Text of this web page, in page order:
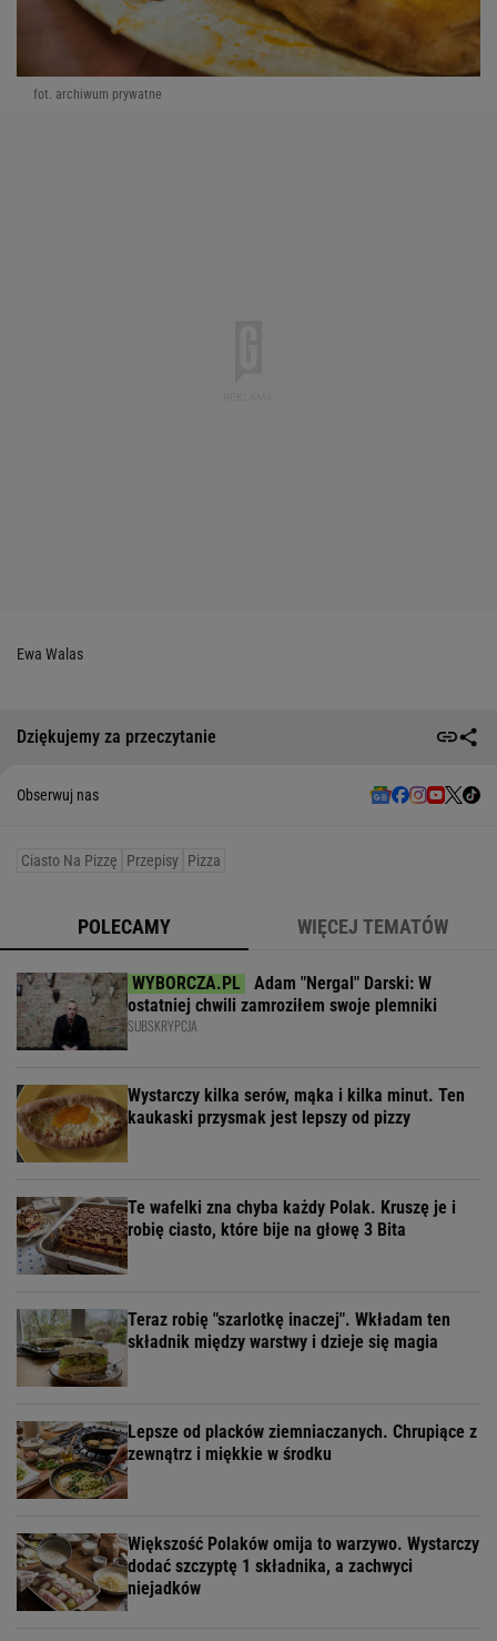
fot. archiwum prywatne
Ewa Walas
Dziękujemy za przeczytanie
Obserwuj nas
Ciasto Na Pizzę Przepisy Pizza
POLECAMY WIĘCEJ TEMATÓW
Adam "Nergal" Darski: W
ostatniej chwili zamroziłem swoje plemniki
SUBSKRYPCJA
Wystarczy kilka serów, mąka i kilka minut. Ten
kaukaski przysmak jest lepszy od pizzy
Te wafelki zna chyba każdy Polak. Kruszę je i
robię ciasto, które bije na głowę 3 Bita
Teraz robię "szarlotkę inaczej". Wkładam ten
składnik między warstwy i dzieje się magia
Lepsze od placków ziemniaczanych. Chrupiące z
zewnątrz i miękkie w środku
Większość Polaków omija to warzywo. Wystarczy
dodać szczyptę 1 składnika, a zachwyci
niejadków